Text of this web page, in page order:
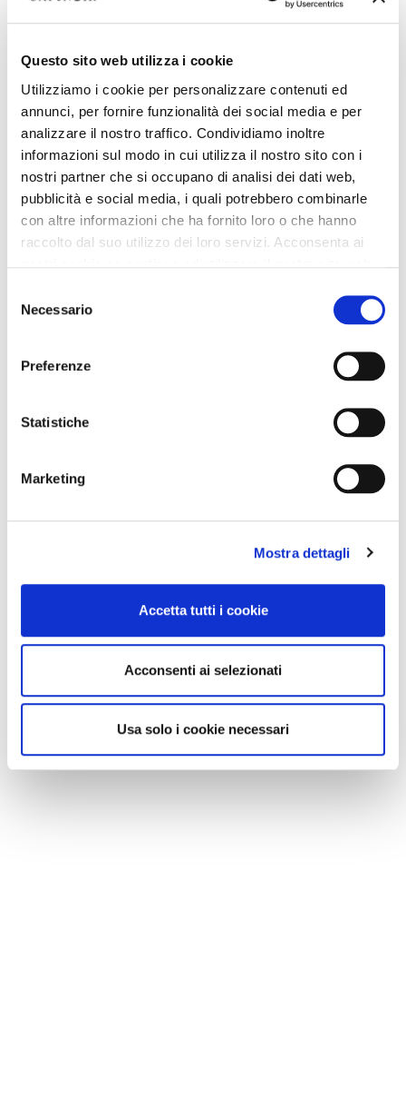
Questo sito web utilizza i cookie
Utilizziamo i cookie per personalizzare contenuti ed
annunci, per fornire funzionalità dei social media e per
analizzare il nostro traffico. Condividiamo inoltre
informazioni sul modo in cui utilizza il nostro sito con i
nostri partner che si occupano di analisi dei dati web,
pubblicità e social media, i quali potrebbero combinarle
con altre informazioni che ha fornito loro o che hanno
raccolto dal suo utilizzo dei loro servizi. Acconsenta ai
delNecessario
Preferenze
Statistiche
Marketing
Mostra dettagli
Accetta tutti i cookie
Acconsenti ai selezionati
Usa solo i cookie necessari